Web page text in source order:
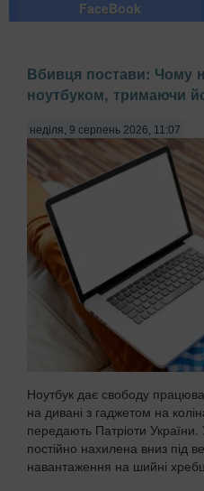
FaceBook
Вбивця постави: Чому
ноутбуком, тримаючи
неділя, 9 серпень 2026, 11:07
Ноутбук дає свободу
на дивані з гаджетом на
передають Патріоти
постійно нахилена вниз під
навантаження на шийні